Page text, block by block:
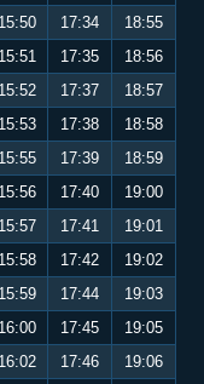
15:50 17:34
18:55
15:51 17:35
18:56
15:52 17:37
18:57
15:53 17:38
18:58
15:55 17:39
18:59
15:56 17:40
19:00
15:57 17:41
19:01
15:58 17:42
19:02
15:59 17:44
19:03
16:00 17:45
19:05
16:02 17:46
19:06